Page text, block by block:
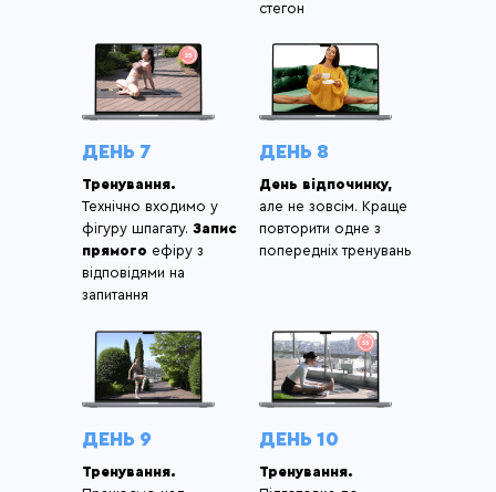
стегон
ДЕНЬ 7
Тренування.
Технічно входимо у
фігуру шпагату. Запис
прямого ефіру з
відповідями на
запитання
ДЕНЬ 8
День відпочинку,
але не зовсім. Краще
повторити одне з
попередніх тренувань
ДЕНЬ 9
Тренування.
ДЕНЬ 10
Тренування.